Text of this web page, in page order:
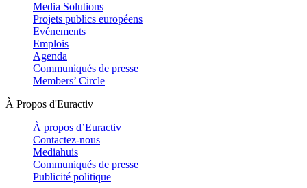
Media Solutions
Projets publics européens
Evénements
Emplois
Agenda
Communiqués de presse
Members’ Circle
À Propos d'Euractiv
À propos d’Euractiv
Contactez-nous
Mediahuis
Communiqués de presse
Publicité politique